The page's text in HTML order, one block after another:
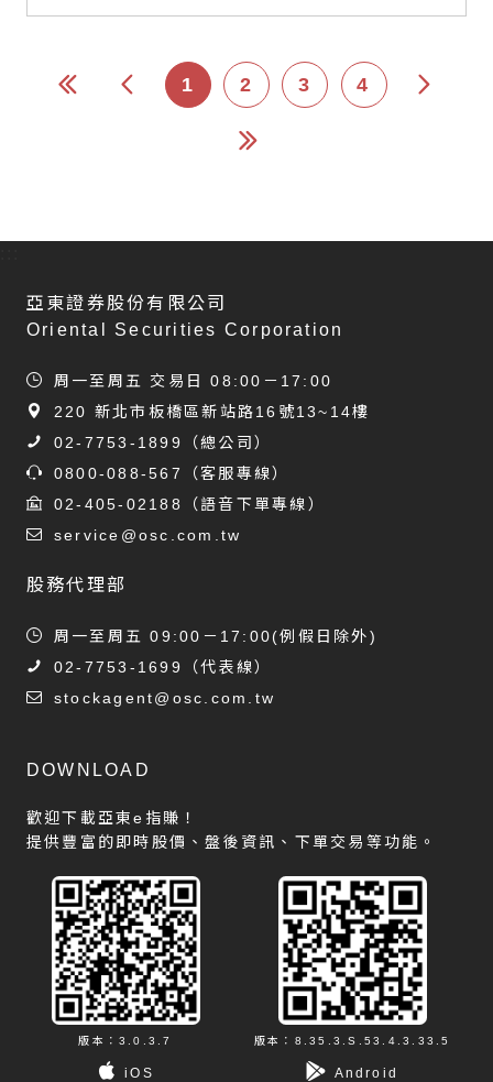
1 2 3 4
亞東證券股份有限公司
Oriental Securities Corporation
周一至周五 交易日 08:00－17:00
220 新北市板橋區新站路16號13~14樓
02-7753-1899
（總公司）
0800-088-567
（客服專線）
02-405-02188
（語音下單專線）
service@osc.com.tw
股務代理部
周一至周五 09:00－17:00(例假日除外)
02-7753-1699
（代表線）
stockagent@osc.com.tw
DOWNLOAD
歡迎下載亞東e指賺！
提供豐富的即時股價、盤後資訊、下單交易等功能。
版本：3.0.3.7
iOS
版本：8.35.3.S.53.4.3.33.5
Android